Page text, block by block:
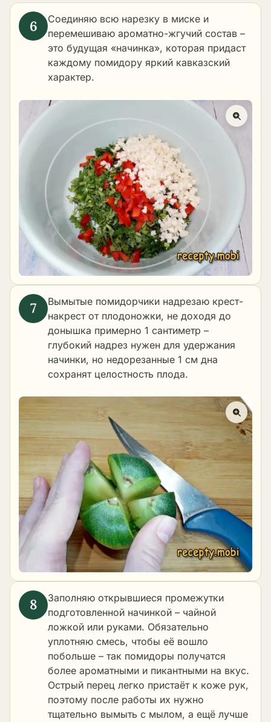
Соединяю всю нарезку в миске и
перемешиваю ароматно-жгучий состав –
это будущая «начинка», которая придаст
каждому помидору яркий кавказский
характер.
Вымытые помидорчики надрезаю крест-
накрест от плодоножки, не доходя до
донышка примерно 1 сантиметр –
глубокий надрез нужен для удержания
начинки, но недорезанные 1 см дна
сохранят целостность плода.
Заполняю открывшиеся промежутки
подготовленной начинкой – чайной
ложкой или руками. Обязательно
уплотняю смесь, чтобы её вошло
побольше – так помидоры получатся
более ароматными и пикантными на вкус.
Острый перец легко пристаёт к коже рук,
поэтому после работы их нужно
тщательно вымыть с мылом, а ещё лучше